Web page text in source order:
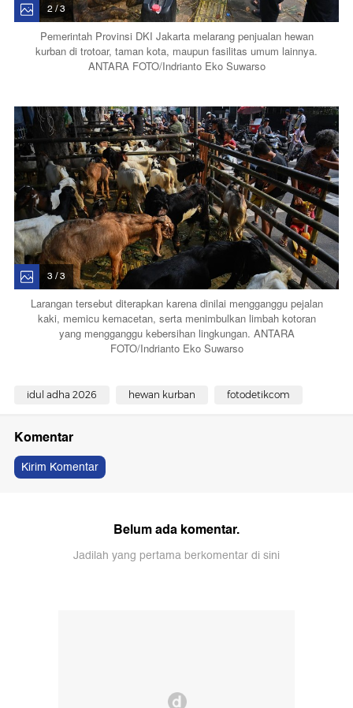
2 / 3
Pemerintah Provinsi DKI Jakarta melarang penjualan hewan
kurban di trotoar, taman kota, maupun fasilitas umum lainnya.
ANTARA FOTO/Indrianto Eko Suwarso
3 / 3
Larangan tersebut diterapkan karena dinilai mengganggu pejalan
kaki, memicu kemacetan, serta menimbulkan limbah kotoran
yang mengganggu kebersihan lingkungan. ANTARA
FOTO/Indrianto Eko Suwarso
idul adha 2026 hewan kurban fotodetikcom
Komentar
Kirim Komentar
Belum ada komentar.
Jadilah yang pertama berkomentar di sini